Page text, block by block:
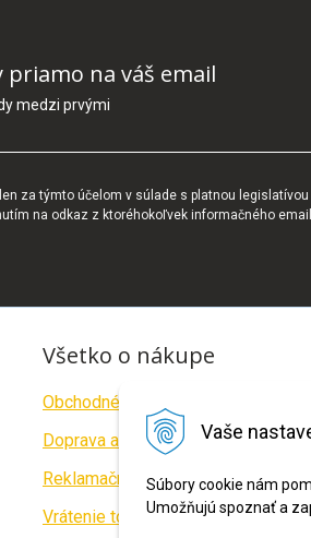
Vaše
Súbory cookie nám
Umožňujú spoznať a
priamo na váš email
medzi prvými
za týmto účelom v súlade s platnou
na odkaz z ktoréhokoľvek informačného
Všetko o nákupe
Obchodné podmienky
Doprava a platba
Reklamačný poriadok
Vrátenie tovaru